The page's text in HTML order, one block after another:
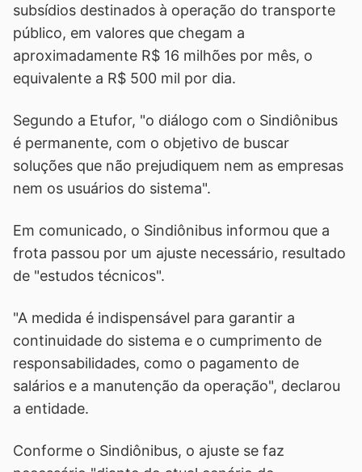
subsídios destinados à operação do transporte
público, em valores que chegam a
aproximadamente R$ 16 milhões por mês, o
equivalente a R$ 500 mil por dia.
Segundo a Etufor, "o diálogo com o Sindiônibus
é permanente, com o objetivo de buscar
soluções que não prejudiquem nem as empresas
nem os usuários do sistema".
Em comunicado, o Sindiônibus informou que a
frota passou por um ajuste necessário, resultado
de "estudos técnicos".
"A medida é indispensável para garantir a
continuidade do sistema e o cumprimento de
responsabilidades, como o pagamento de
salários e a manutenção da operação", declarou
a entidade.
Conforme o Sindiônibus, o ajuste se faz